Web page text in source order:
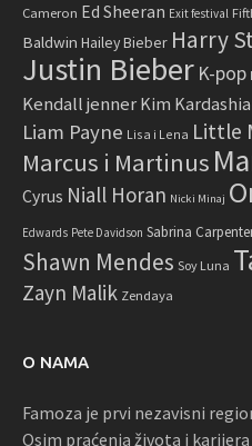
Cameron Ed Sheeran Exit festival
Baldwin Hailey Bieber Harry
Justin Bieber K-pop
Kendall jenner Kim
Liam Payne Lisa i Lena Little
Marcus i Martinus
Cyrus Niall Horan Nicki Minaj
Edwards Pete Davidson Sabrina
Shawn Mendes Soy Luna
Zayn Malik Zendaya
O NAMA
Famoza je prvi nezavisni
Osim praćenja života i